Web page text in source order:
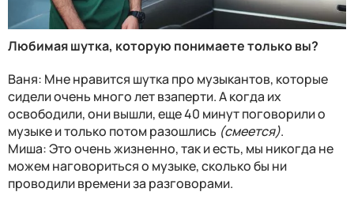
Любимая шутка, которую понимаете только вы?
Ваня: Мне нравится шутка про музыкантов, которые
сидели очень много лет взаперти. А когда их
освободили, они вышли, еще 40 минут поговорили о
музыке и только потом разошлись (смеется).
Миша: Это очень жизненно, так и есть, мы никогда не
можем наговориться о музыке, сколько бы ни
проводили времени за разговорами.